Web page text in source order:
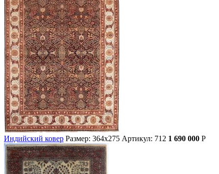
Индийский ковер Размер: 364х275 Артикул: 712 1 690 000 Р